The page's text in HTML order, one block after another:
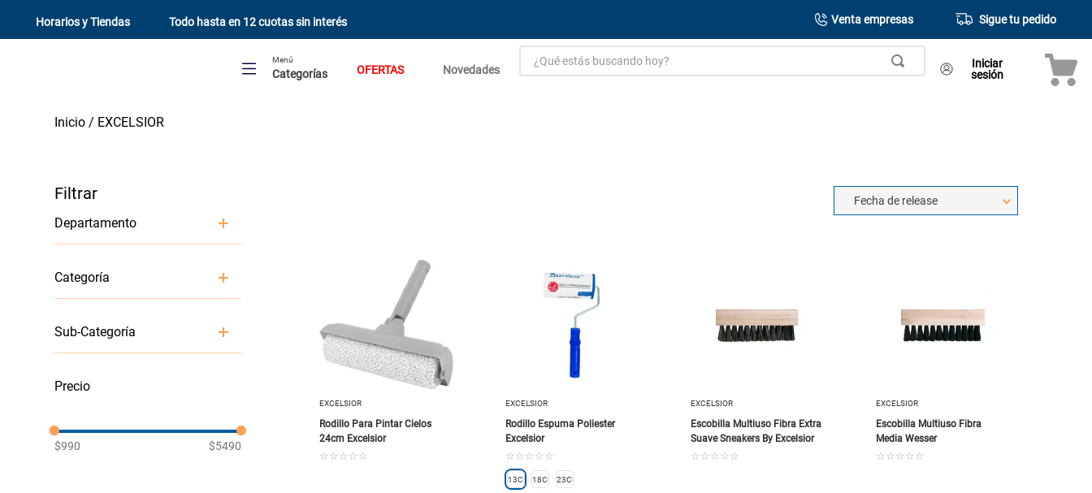
Horarios y Tiendas Todo hasta en 12 cuotas sin interés Venta empresas Sigue tu pedido
Menú
Categorías OFERTAS Novedades
¿Qué estás buscando hoy?
Iniciar
sesión
EXCELSIOR
Departamento
Organización y Limpieza
Categoría
para pintar
Limpieza
Sub-Categoría
Utensilios de Aseo
$990 $5490
Fecha de release
EXCELSIOR
Rodillo Para Pintar Cielos
24cm Excelsior
☆ ☆ ☆ ☆ ☆
EXCELSIOR
Rodillo Espuma Poliester
Excelsior
☆ ☆ ☆ ☆ ☆
13CM 18CM 23CM
EXCELSIOR
Escobilla Multiuso Fibra Extra
Suave Sneakers By Excelsior
☆ ☆ ☆ ☆ ☆
EXCELSIOR
Escobilla Multiuso Fibra
Media Wesser
☆ ☆ ☆ ☆ ☆
puerta
generador
porcelanato